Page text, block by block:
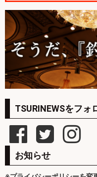
TSURINEWSをフォ
お知らせ